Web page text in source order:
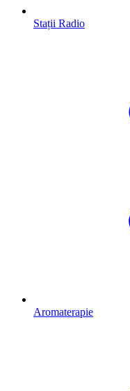
Stații Radio
Aromaterapie